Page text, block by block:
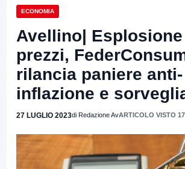
ECONOMIA
Avellino|
prezzi,
rilancia paniere anti-
inflazione e
27 LUGLIO 2023di Redazione AvARTICOLO VISTO